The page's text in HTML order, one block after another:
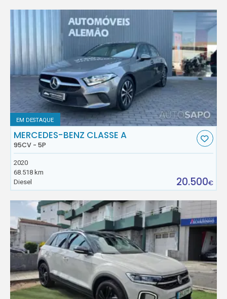
EM DESTAQUE
MERCEDES-BENZ CLASSE A
95CV - 5P
2020
68.518 km
Diesel
20.500€